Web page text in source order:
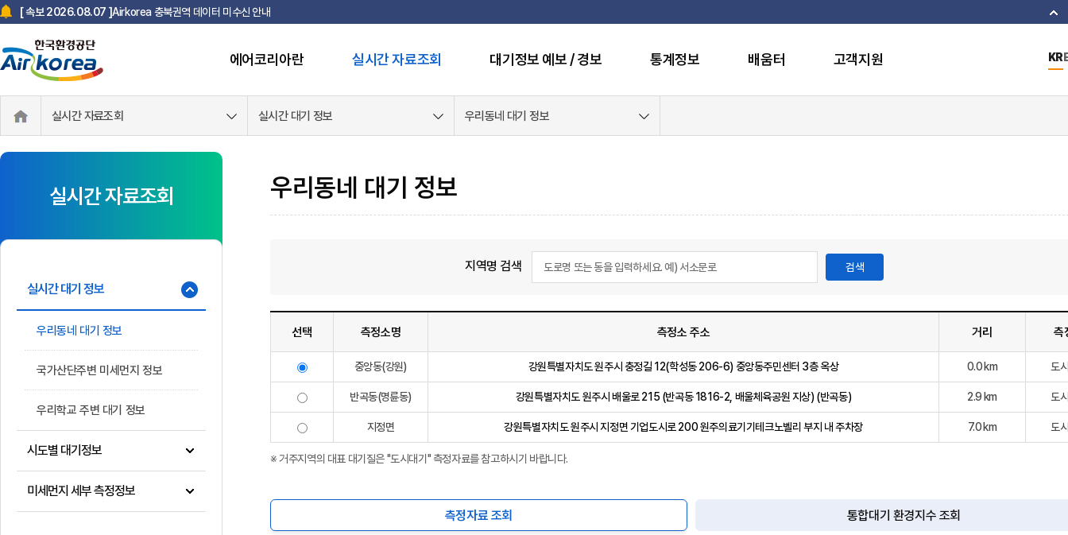
[ 속보 2026.08.07 ]Airkorea 충북권역 데이터 미수신 안내
[ 속보 2025.07.18 ] 한국환경공단 사칭 스미싱 문자 주의 안내
에어코리아란 실시간 자료조회 대기정보 예보 / 경보 통계정보 배움터 고객지원 KR
실시간 자료조회 실시간 대기 정보 우리동네 대기 정보
실시간 자료조회
실시간 대기 정보
우리동네 대기 정보
국가산단주변 미세먼지 정보
우리학교 주변 대기 정보
시도별 대기정보
미세먼지 세부 측정정보
우리동네 대기 정보
지역명 검색 검색
선택 측정소명 측정소 주소 거리 측
중앙동(강원) 강원특별자치도 원주시 충정길 12(학성동 206-6) 중앙동주민센터 3층 옥상 0.0 km 도
반곡동(명륜동) 강원특별자치도 원주시 배울로 215 (반곡동 1816-2, 배울체육공원 지상) (반곡동) 2.9 km 도
지정면 강원특별자치도 원주시 지정면 기업도시로 200 원주의료기기테크노벨리 부지 내 주차장 7.0 km 도
※ 거주지역의 대표 대기질은 "도시대기" 측정자료를 참고하시기 바랍니다.
측정자료 조회 통합대기 환경지수 조회